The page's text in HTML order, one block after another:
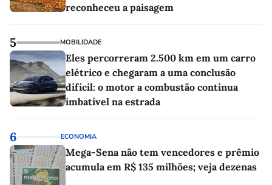
reconheceu a paisagem
5 MOBILIDADE
Eles percorreram 2.500 km em um carro
elétrico e chegaram a uma conclusão
difícil: o motor a combustão continua
imbatível na estrada
6 ECONOMIA
Mega-Sena não tem vencedores e prêmio
acumula em R$ 135 milhões; veja dezenas